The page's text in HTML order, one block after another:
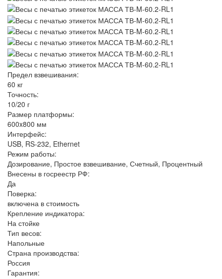
Предел взвешивания:
60 кг
Точность:
10/20 г
Размер платформы:
600x800 мм
Интерфейс:
USB, RS-232, Ethernet
Режим работы:
Дозирование, Простое взвешивание, Счетный, Процентный
Внесены в госреестр РФ:
Да
Поверка:
включена в стоимость
Крепление индикатора:
На стойке
Тип весов:
Напольные
Страна производства:
Россия
Гарантия: